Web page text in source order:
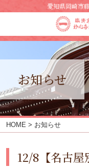
愛知県岡崎市
お知らせ
HOME > お知らせ
12/8【名古屋